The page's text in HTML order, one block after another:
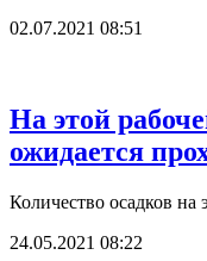
02.07.2021 08:51
На этой
ожидается
Количество осадков на
24.05.2021 08:22